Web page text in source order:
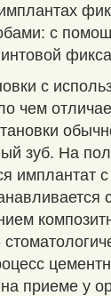
с
с
чем
зуб. На
имплантат
приеме у